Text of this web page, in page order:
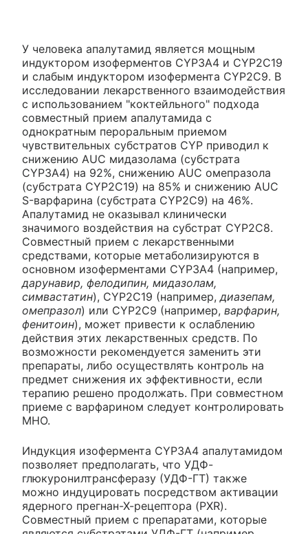
У человека апалутамид является мощным
индуктором изоферментов CYP3A4 и CYP2C19
и слабым индуктором изофермента CYP2C9. В
исследовании лекарственного взаимодействия
с использованием "коктейльного" подхода
совместный прием апалутамида с
однократным пероральным приемом
чувствительных субстратов CYP приводил к
снижению AUC мидазолама (субстрата
CYP3A4) на 92%, снижению AUC омепразола
(субстрата CYP2C19) на 85% и снижению AUC
S-варфарина (субстрата CYP2C9) на 46%.
Апалутамид не оказывал клинически
значимого воздействия на субстрат CYP2C8.
Совместный прием с лекарственными
средствами, которые метаболизируются в
основном изоферментами CYP3A4 (например,
дарунавир, фелодипин, мидазолам,
симвастатин), CYP2C19 (например, диазепам,
омепразол) или CYP2C9 (например, варфарин,
фенитоин), может привести к ослаблению
действия этих лекарственных средств. По
возможности рекомендуется заменить эти
препараты, либо осуществлять контроль на
предмет снижения их эффективности, если
терапию решено продолжать. При совместном
приеме с варфарином следует контролировать
МНО.
Индукция изофермента CYP3A4 апалутамидом
позволяет предполагать, что УДФ-
глюкуронилтрансферазу (УДФ-ГТ) также
можно индуцировать посредством активации
ядерного прегнан-Х-рецептора (PXR).
Совместный прием с препаратами, которые